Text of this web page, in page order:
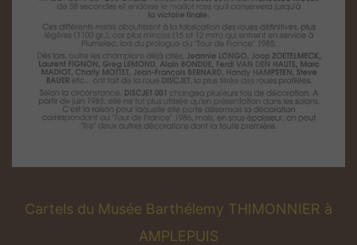
Cartels du Musée Barthélemy THIMONNIER à
AMPLEPUIS